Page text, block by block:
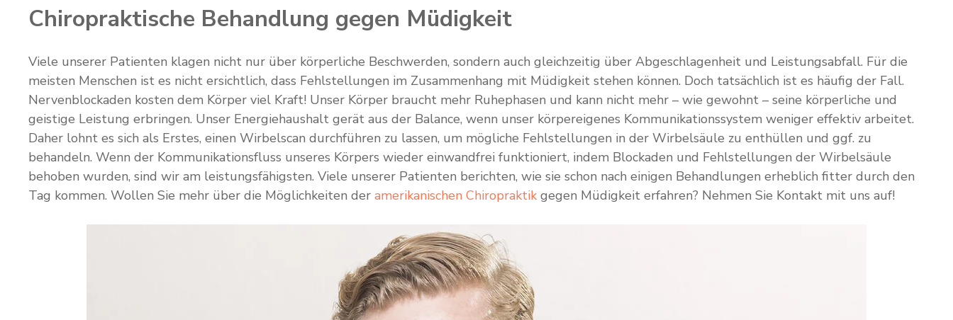
Chiropraktische Behandlung gegen Müdigkeit
Viele unserer Patienten klagen nicht nur über körperliche Beschwerden, sondern auch gleichzeitig über Abgeschlagenheit und Leistungsabfall. Für die
meisten Menschen ist es nicht ersichtlich, dass Fehlstellungen im Zusammenhang mit Müdigkeit stehen können. Doch tatsächlich ist es häufig der Fall.
Nervenblockaden kosten dem Körper viel Kraft! Unser Körper braucht mehr Ruhephasen und kann nicht mehr – wie gewohnt – seine körperliche und
geistige Leistung erbringen. Unser Energiehaushalt gerät aus der Balance, wenn unser körpereigenes Kommunikationssystem weniger effektiv arbeitet.
Daher lohnt es sich als Erstes, einen Wirbelscan durchführen zu lassen, um mögliche Fehlstellungen in der Wirbelsäule zu enthüllen und ggf. zu
behandeln. Wenn der Kommunikationsfluss unseres Körpers wieder einwandfrei funktioniert, indem Blockaden und Fehlstellungen der Wirbelsäule
behoben wurden, sind wir am leistungsfähigsten. Viele unserer Patienten berichten, wie sie schon nach einigen Behandlungen erheblich fitter durch den
Tag kommen. Wollen Sie mehr über die Möglichkeiten der amerikanischen Chiropraktik gegen Müdigkeit erfahren? Nehmen Sie Kontakt mit uns auf!